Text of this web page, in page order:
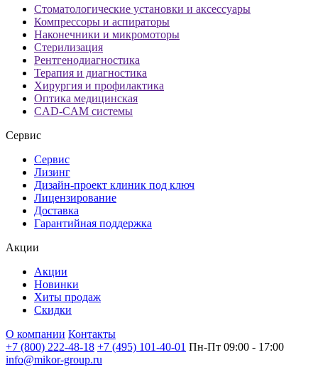
Стоматологические установки и аксессуары
Компрессоры и аспираторы
Наконечники и микромоторы
Стерилизация
Рентгенодиагностика
Терапия и диагностика
Хирургия и профилактика
Оптика медицинская
CAD-CAM системы
Сервис
Сервис
Лизинг
Дизайн-проект клиник под ключ
Лицензирование
Доставка
Гарантийная поддержка
Акции
Акции
Новинки
Хиты продаж
Скидки
О компании Контакты
+7 (800) 222-48-18 +7 (495) 101-40-01 Пн-Пт 09:00 - 17:00
info@mikor-group.ru